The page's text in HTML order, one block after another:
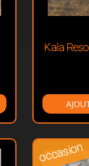
Kala
occasion